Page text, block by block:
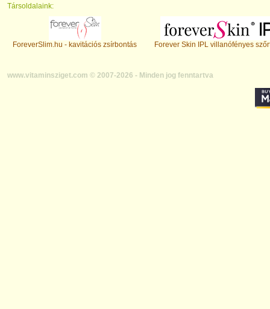
Társoldalaink:
ForeverSlim.hu - kavitációs zsírbontás Forever Skin IPL villanófényes
www.vitaminsziget.com © 2007-2026 - Minden jog fenntartva